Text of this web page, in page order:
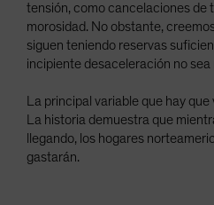
tensión, como cancelaciones de
morosidad. No obstante,
siguen teniendo reservas
incipiente desaceleración no sea
La principal variable que hay
La historia demuestra que
llegando, los hogares
gastarán.